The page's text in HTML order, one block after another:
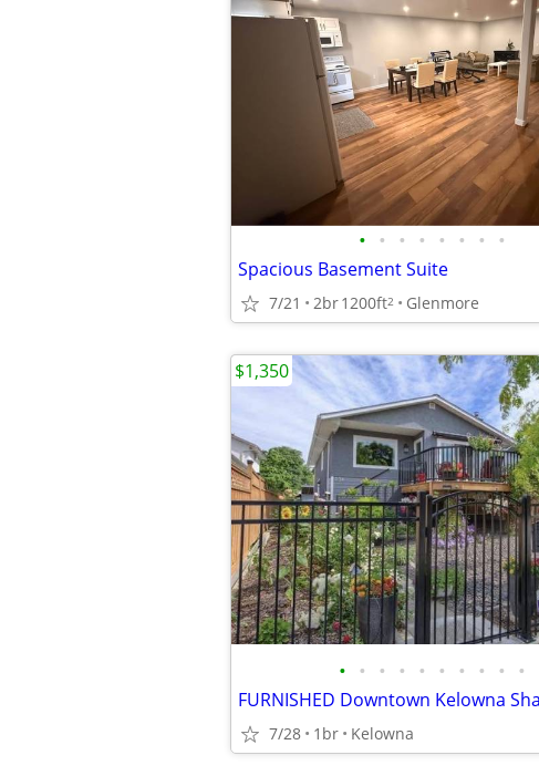
• • • • • • • •
Spacious Basement Suite
7/21 2br1200ft2 Glenmore
• • • • • • • • • •
7/28 1br Kelowna
$1,350